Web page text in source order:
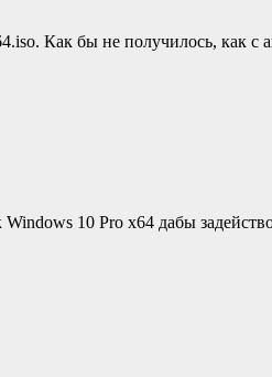
Как бы не получилось, как
10 Pro x64 дабы